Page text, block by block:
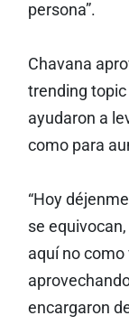
persona”.
Chavana
trending
ayudaron a
como para
“Hoy
se
aquí no
encargaron